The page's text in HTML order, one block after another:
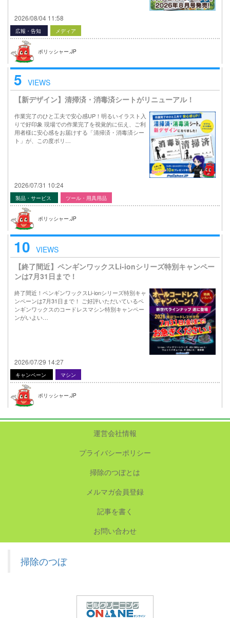
2026/08/04 11:58
広報・告知 メディア
ポリッシャー.JP
5 VIEWS
【新デザイン】清掃済・消毒済シートがリニューアル！
作業完了のひと工夫で安心感UP！明るいイラスト入
りで好印象 現場での作業完了を視覚的に伝え、ご利
用者様に安心感をお届けする「清掃済・消毒済シー
ト」が、この度ポリ…
2026/07/31 10:24
製品・サービス ツール・用具用品
ポリッシャー.JP
10 VIEWS
【終了間近】ペンギンワックスLi-ionシリーズ特別キャンペー
ンは7月31日まで！
終了間近！ペンギンワックスLi-ionシリーズ特別キャ
ンペーンは7月31日まで！ ご好評いただいているペ
ンギンワックスのコードレスマシン特別キャンペー
ンがいよい…
2026/07/29 14:27
キャンペーン マシン
ポリッシャー.JP
運営会社情報
プライバシーポリシー
掃除のつぼとは
メルマガ会員登録
記事を書く
お問い合わせ
掃除のつぼ